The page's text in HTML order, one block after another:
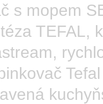
s mopem
TEFAL,
Tefal